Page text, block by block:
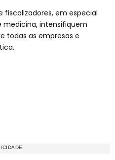
fiscalizadores, em especial
medicina, intensifiquem
todas as empresas e